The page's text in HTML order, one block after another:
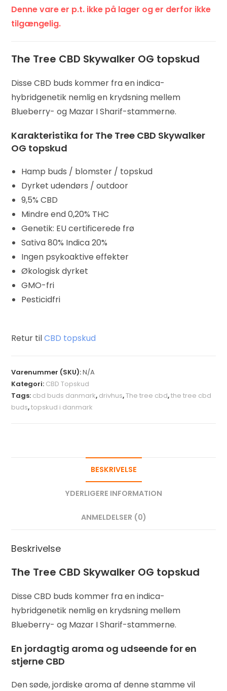
Denne vare er p.t. ikke på lager og er derfor ikke
tilgængelig.
The Tree CBD Skywalker OG topskud
Disse CBD buds kommer fra en indica-
hybridgenetik nemlig en krydsning mellem
Blueberry- og Mazar I Sharif-stammerne.
Karakteristika for The Tree CBD Skywalker
OG topskud
Hamp buds / blomster / topskud
Dyrket udendørs / outdoor
9,5% CBD
Mindre end 0,20% THC
Genetik: EU certificerede frø
Sativa 80% Indica 20%
Ingen psykoaktive effekter
Økologisk dyrket
GMO-fri
Pesticidfri
Retur tilCBD topskud
Varenummer (SKU):N/A
Kategori: CBD Topskud
Tags: cbd buds danmark, drivhus,The tree cbd,the tree cbd
buds,topskud i danmark
BESKRIVELSE
YDERLIGERE INFORMATION
ANMELDELSER (0)
Beskrivelse
The Tree CBD Skywalker OG topskud
Disse CBD buds kommer fra en indica-
hybridgenetik nemlig en krydsning mellem
Blueberry- og Mazar I Sharif-stammerne.
En jordagtig aroma og udseende for en
stjerne CBD
Den søde, jordiske aroma af denne stamme vil